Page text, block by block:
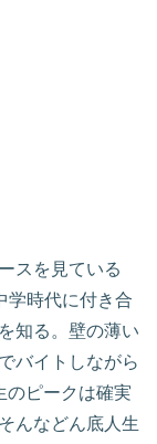
スを見ている
学時代に付き合
知る。壁の薄い
バイトしながら
のピークは確実
んなどん底人生